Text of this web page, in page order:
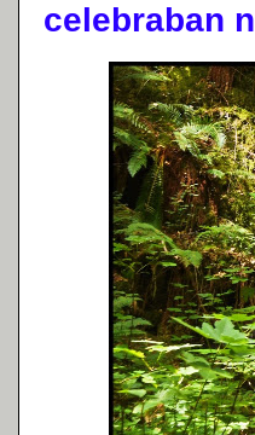
celebraban